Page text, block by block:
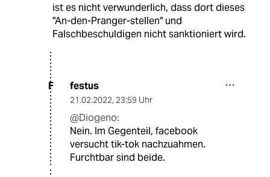
ist es nicht verwunderlich, dass dort dieses
"An-den-Pranger-stellen" und
Falschbeschuldigen nicht sanktioniert wird.
F festus
21.02.2022, 23:59 Uhr
@Diogeno:
Nein. Im Gegenteil, facebook
versucht tik-tok nachzuahmen.
Furchtbar sind beide.